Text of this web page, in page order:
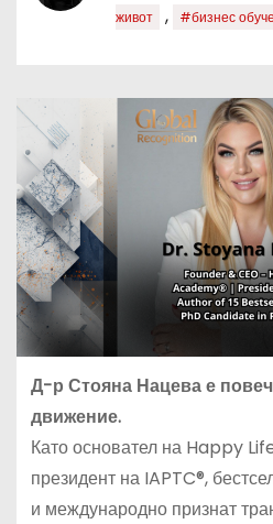
живот
, #бизнес
Д-р Стояна Нацева е
движение.
Като основател на Happy
президент на IAPTC®,
и международно признат